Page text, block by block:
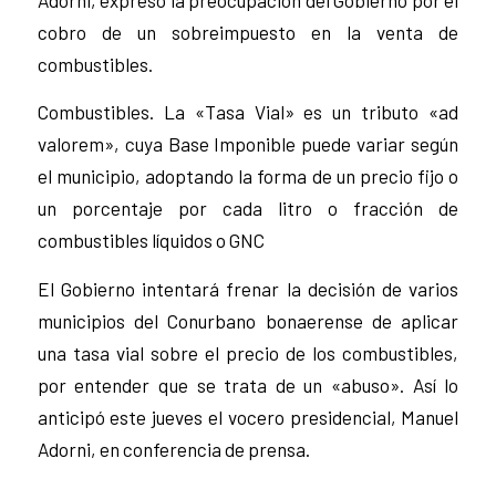
cobro de un sobreimpuesto en la venta de
combustibles.
Combustibles. La «Tasa Vial» es un tributo «ad
valorem», cuya Base Imponible puede variar según
el municipio, adoptando la forma de un precio fijo o
un porcentaje por cada litro o fracción de
combustibles líquidos o GNC
El Gobierno intentará frenar la decisión de varios
municipios del Conurbano bonaerense de aplicar
una tasa vial sobre el precio de los combustibles,
por entender que se trata de un «abuso». Así lo
anticipó este jueves el vocero presidencial, Manuel
Adorni, en conferencia de prensa.